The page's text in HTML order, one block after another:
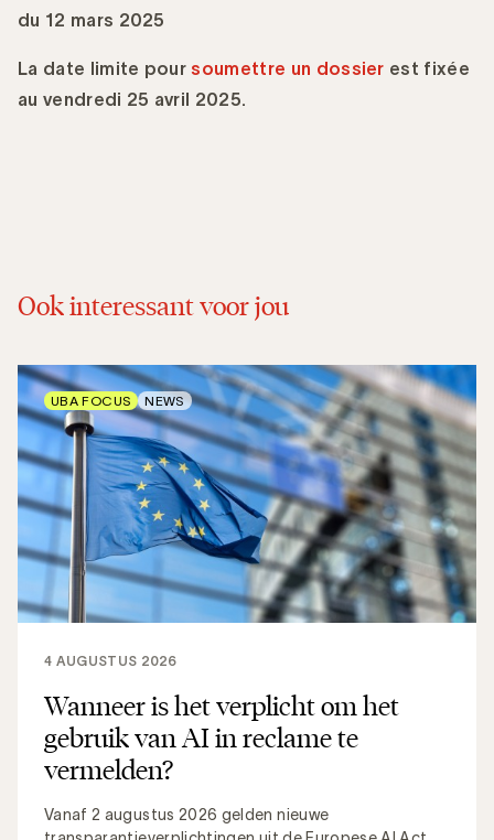
du 12 mars 2025
La date limite poursoumettre un dossier est fixée
au vendredi 25 avril 2025.
Ook interessant voor jou
Wanneer is het verplicht om het
gebruik van AI in reclame te
vermelden?
Vanaf 2 augustus 2026 gelden nieuwe
4 AUGUSTUS 2026
UBA FOCUS NEWS